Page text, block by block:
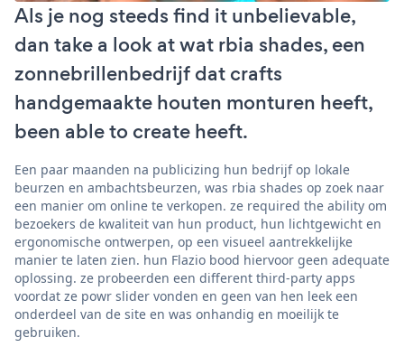
Als je nog steeds find it unbelievable,
dan take a look at wat rbia shades, een
zonnebrillenbedrijf dat crafts
handgemaakte houten monturen heeft,
been able to create heeft.
Een paar maanden na publicizing hun bedrijf op lokale
beurzen en ambachtsbeurzen, was rbia shades op zoek naar
een manier om online te verkopen. ze required the ability om
bezoekers de kwaliteit van hun product, hun lichtgewicht en
ergonomische ontwerpen, op een visueel aantrekkelijke
manier te laten zien. hun Flazio bood hiervoor geen adequate
oplossing. ze probeerden een different third-party apps
voordat ze powr slider vonden en geen van hen leek een
onderdeel van de site en was onhandig en moeilijk te
gebruiken.